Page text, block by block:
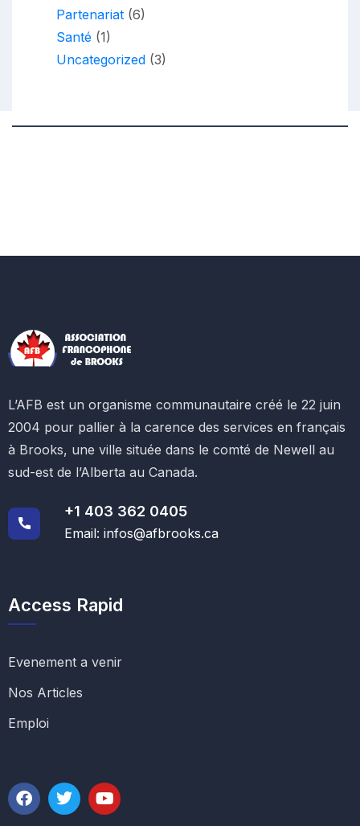
Partenariat (6)
Santé (1)
Uncategorized (3)
L’AFB est un organisme communautaire créé le 22 juin
2004 pour pallier à la carence des services en français
à Brooks, une ville située dans le comté de Newell au
sud-est de l’Alberta au Canada.
+1 403 362 0405
Email: infos@afbrooks.ca
Access Rapid
Evenement a venir
Nos Articles
Emploi